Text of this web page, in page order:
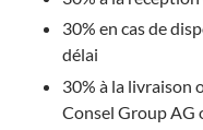
30% en cas de
délai
30% à la livraison
Consel Group AG